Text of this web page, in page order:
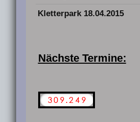
Kletterpark 18.04.2015
Nächste Termine: